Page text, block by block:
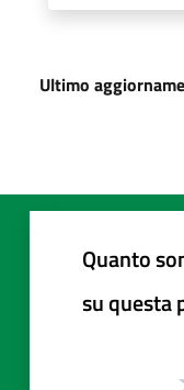
Ultimo
Quanto
su questa